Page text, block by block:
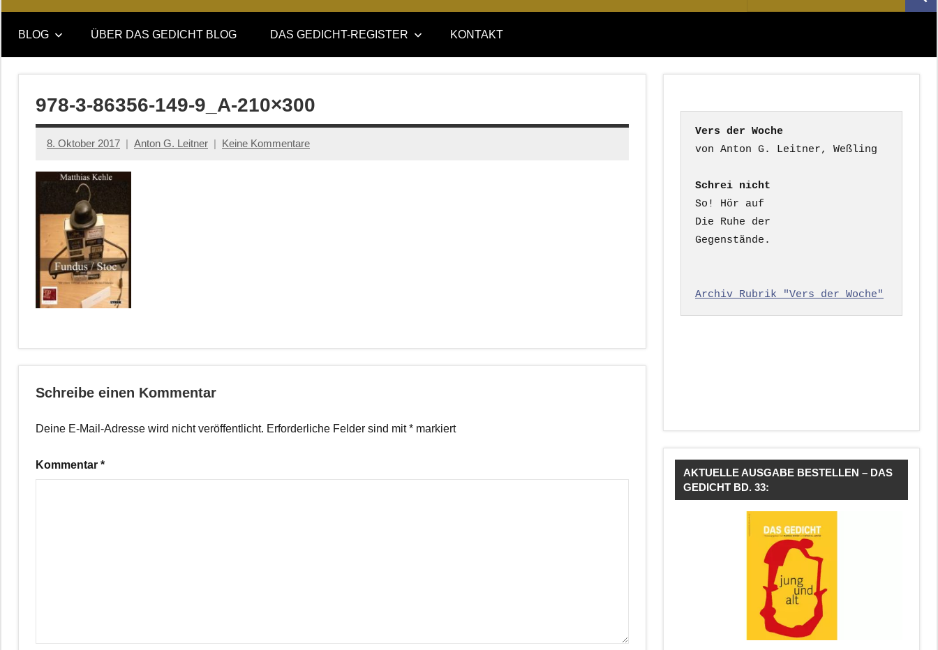
DAS
GEDICHT
blog
DAS
GEDICHT.
Zeitschrift
nach:
BLOG ÜBER DAS GEDICHT BLOG DAS GEDICHT-REGISTER KONTAKT
978-3-86356-149-9_A-210×300
8. Oktober 2017 Anton G. Leitner Keine Kommentare
Schreibe einen Kommentar
Deine E-Mail-Adresse wird nicht veröffentlicht. Erforderliche Felder sind mit* markiert
Kommentar *
Vers der Woche
Schrei nicht
So! Hör auf
Die Ruhe der
Gegenstände.
Archiv Rubrik "Vers der Woche"
AKTUELLE AUSGABE BESTELLEN – DAS
GEDICHT BD. 33: